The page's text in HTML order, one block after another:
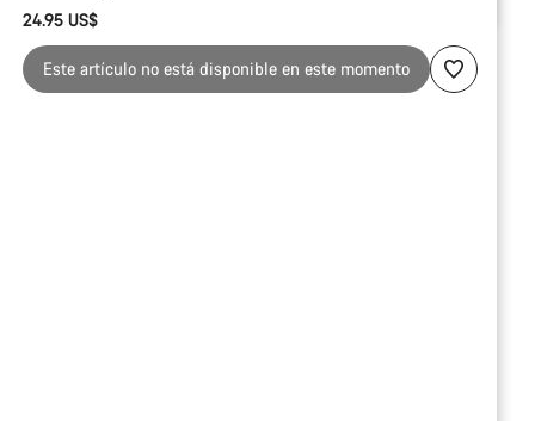
de
compra
24.95 US$
Este artículo no está disponible en este momento